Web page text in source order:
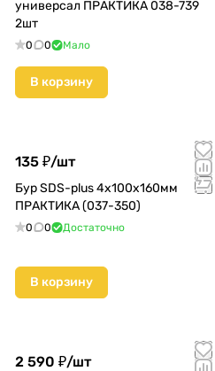
универсал ПРАКТИКА 038-739
2шт
0 0 Мало
В корзину
135 ₽/шт
Бур SDS-plus 4х100х160мм
ПРАКТИКА (037-350)
0 0 Достаточно
В корзину
2 590 ₽/шт